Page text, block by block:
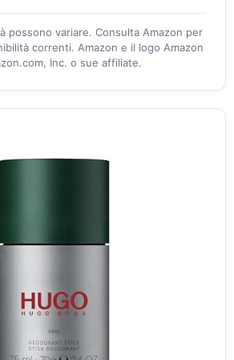
possono variare. Consulta Amazon per
correnti. Amazon e il logo Amazon
Inc. o sue affiliate.